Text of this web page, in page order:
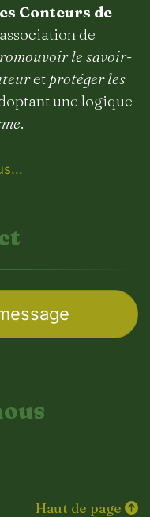
Conteurs de
de
le savoir-
et protéger les
une logique
.
Haut de page